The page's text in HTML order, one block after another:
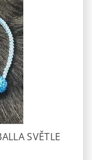
SVĚTLE